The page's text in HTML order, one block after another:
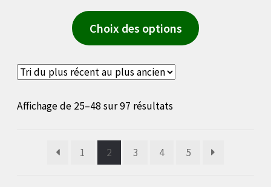
Choix des options
Ce
produit
peuvent
Affichage de 25–48 sur 97 résultatsTrié
récent
1 2 3 4 5